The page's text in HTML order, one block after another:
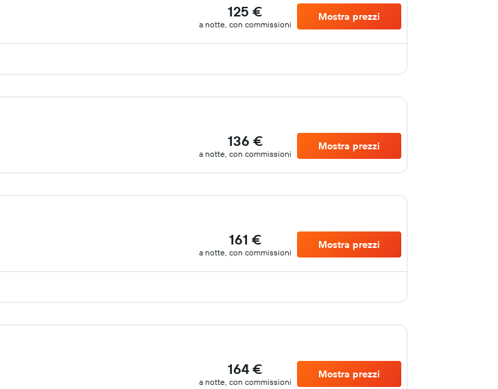
125 €
a notte, con commissioni
Mostra prezzi
136 €
a notte, con commissioni
Mostra prezzi
161 €
a notte, con commissioni
Mostra prezzi
164 €
a notte, con commissioni
Mostra prezzi